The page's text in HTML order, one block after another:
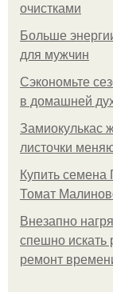
очистками
Больше
для мужчин
Сэкономьте
в домашней
Замиокулькас
листочки
Купить
Томат
Внезапно
спешно искать
ремонт